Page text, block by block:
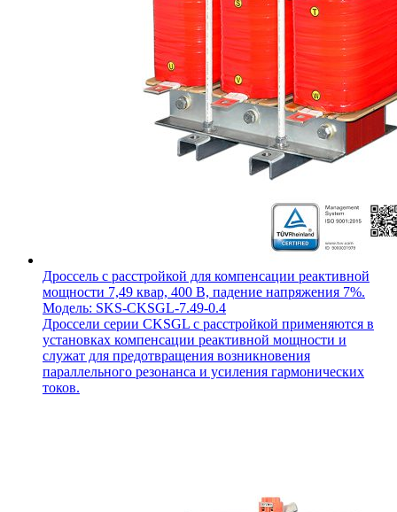
Дроссель с расстройкой для компенсации реактивной
мощности 7,49 квар, 400 В, падение напряжения 7%.
Модель: SKS-CKSGL-7.49-0.4
Дроссели серии CKSGL с расстройкой применяются в
установках компенсации реактивной мощности и
служат для предотвращения возникновения
параллельного резонанса и усиления гармонических
токов.